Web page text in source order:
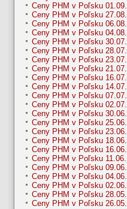
Ceny PHM v Poľsku 01.09.
Ceny PHM v Poľsku 27.08.
Ceny PHM v Poľsku 06.08.
Ceny PHM v Poľsku 04.08.
Ceny PHM v Poľsku 30.07.
Ceny PHM v Poľsku 28.07.
Ceny PHM v Poľsku 23.07.
Ceny PHM v Poľsku 21.07.
Ceny PHM v Poľsku 16.07.
Ceny PHM v Poľsku 14.07.
Ceny PHM v Poľsku 07.07.
Ceny PHM v Poľsku 02.07.
Ceny PHM v Poľsku 30.06.
Ceny PHM v Poľsku 25.06.
Ceny PHM v Poľsku 23.06.
Ceny PHM v Poľsku 18.06.
Ceny PHM v Poľsku 16.06.
Ceny PHM v Poľsku 11.06.
Ceny PHM v Poľsku 09.06.
Ceny PHM v Poľsku 04.06.
Ceny PHM v Poľsku 02.06.
Ceny PHM v Poľsku 28.05.
Ceny PHM v Poľsku 26.05.